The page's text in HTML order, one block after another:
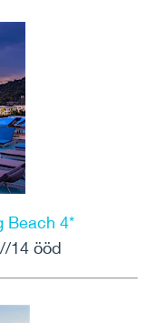
Beach 4*
14 ööd